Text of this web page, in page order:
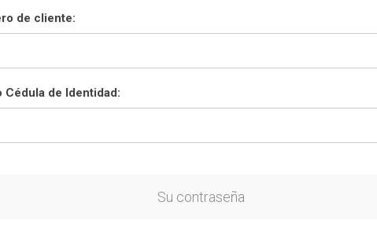
de cliente:
Cédula de Identidad:
Su contraseña